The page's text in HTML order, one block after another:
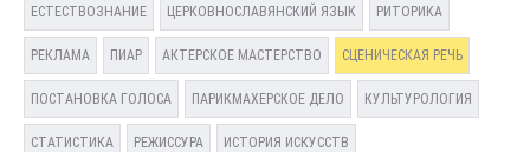
ЕСТЕСТВОЗНАНИЕ ЦЕРКОВНОСЛАВЯНСКИЙ ЯЗЫК РИТОРИКА
РЕКЛАМА ПИАР АКТЕРСКОЕ МАСТЕРСТВО СЦЕНИЧЕСКАЯ РЕЧЬ
ПОСТАНОВКА ГОЛОСА ПАРИКМАХЕРСКОЕ ДЕЛО КУЛЬТУРОЛОГИЯ
СТАТИСТИКА РЕЖИССУРА ИСТОРИЯ ИСКУССТВ